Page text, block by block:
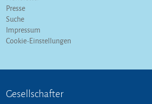
Presse
Suche
Impressum
Cookie-Einstellungen
Gesellschafter